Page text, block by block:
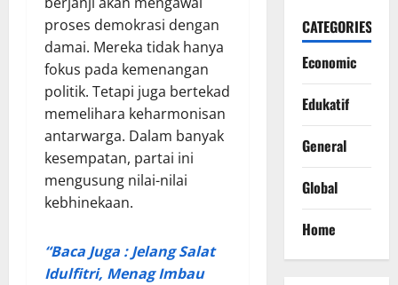
proses demokrasi dengan
damai. Mereka tidak hanya
fokus pada kemenangan
politik. Tetapi juga bertekad
memelihara keharmonisan
antarwarga. Dalam banyak
kesempatan, partai ini
mengusung nilai-nilai
kebhinekaan.
“Baca Juga : Jelang Salat
Idulfitri, Menag Imbau
CATEGORIES
Economic
Edukatif
General
Global
Home